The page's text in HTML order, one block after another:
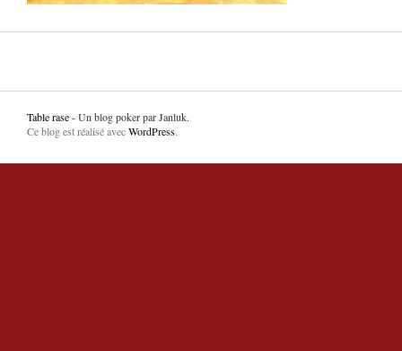
Table rase- Un blog poker par Janluk.
Ce blog est réalisé avecWordPress.